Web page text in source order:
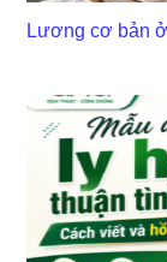
Lương cơ bản